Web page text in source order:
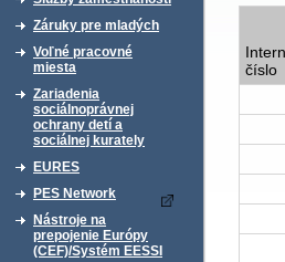
Záruky pre mladých
Voľné pracovné
miesta
Zariadenia
sociálnoprávnej
ochrany detí a
sociálnej kurately
EURES
PES Network
Nástroje na
prepojenie Európy
(CEF)/Systém EESSI
číslo